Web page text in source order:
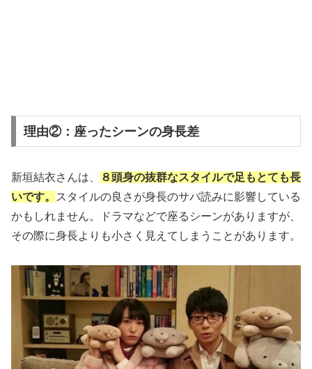
理由②：座ったシーンの身長差
新垣結衣さんは、
８頭身の抜群なスタイルで足もとても長
いです。
スタイルの良さが身長のサバ読みに影響している
かもしれません。ドラマなどで座るシーンがありますが、
その際に身長よりも小さく見えてしまうことがあります。